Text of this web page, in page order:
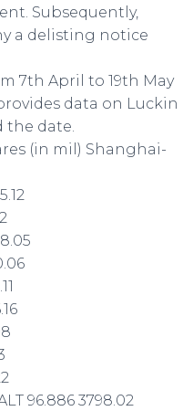
Subsequently,
a delisting notice
7th April to 19th May
data on Luckin
the date.
(in mil) Shanghai-
96.886 3798.02